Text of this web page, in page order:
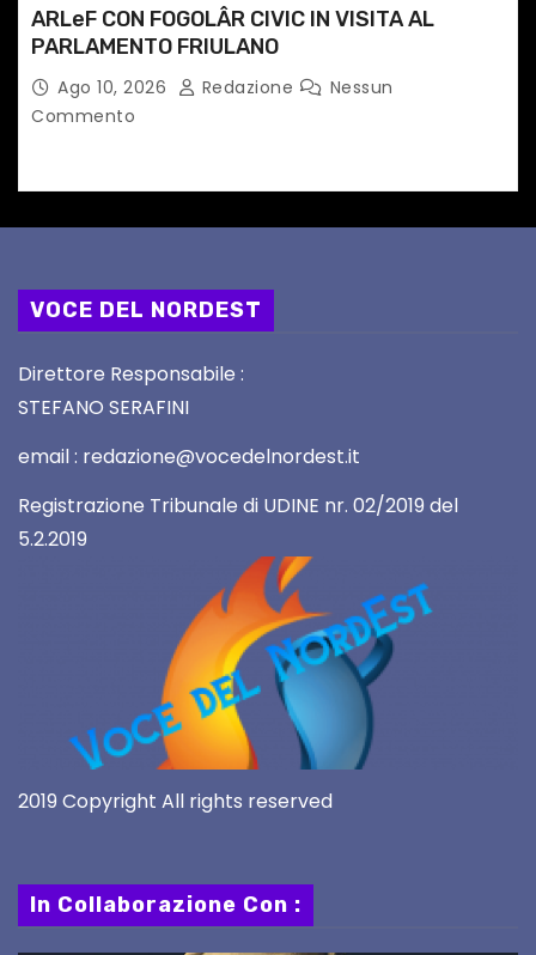
ARLeF CON FOGOLÂR CIVIC IN VISITA AL
PARLAMENTO FRIULANO
Ago 10, 2026 Redazione
Nessun
Commento
VOCE DEL NORDEST
Direttore Responsabile :
STEFANO SERAFINI
email : redazione@vocedelnordest.it
Registrazione Tribunale di UDINE nr. 02/2019 del
5.2.2019
2019 Copyright All rights reserved
In Collaborazione Con :